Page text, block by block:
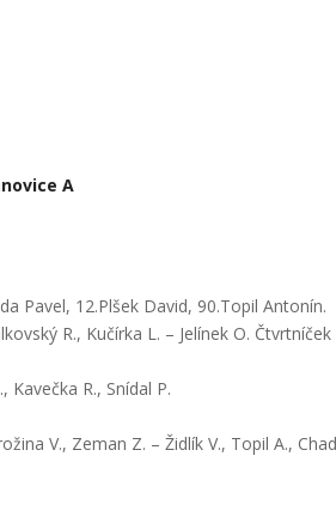
A
Pavel, 12.Plšek David, 90.Topil Antonín.
R., Kučírka L. – Jelínek O.
R., Snídal P.
V., Zeman Z. – Židlík V., Topil A.,